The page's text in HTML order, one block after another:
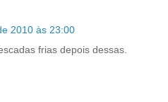
2010 às 23:00
frias depois dessas.